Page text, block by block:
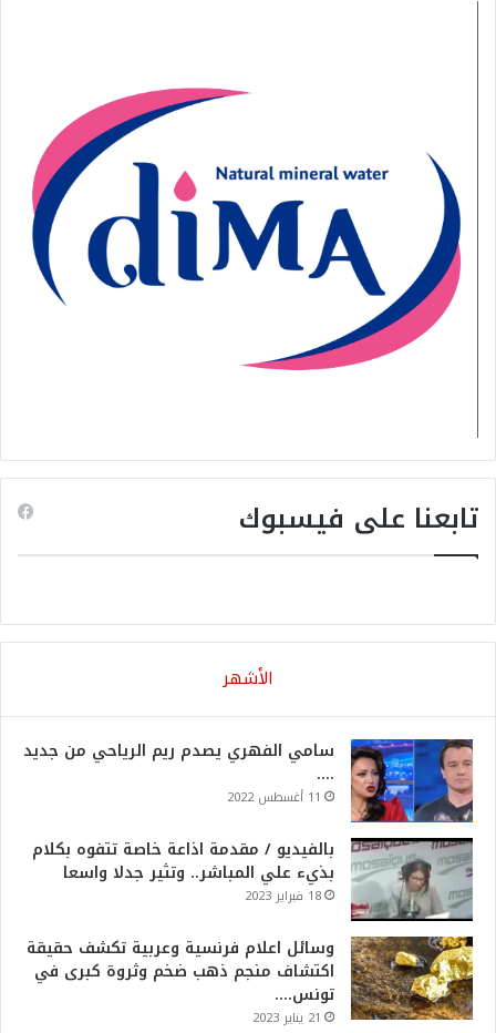
تابعنا على فيسبوك
الأشهر
سامي الفهري يصدم ريم الرياحي من جديد
….
11 أغسطس 2022
بالفيديو / مقدمة اذاعة خاصة تتفوه بكلام
بذيء علي المباشر.. وتثير جدلا واسعا
18 فبراير 2023
وسائل اعلام فرنسية وعربية تكشف حقيقة
اكتشاف منجم ذهب ضخم وثروة كبرى في
تونس….
21 يناير 2023